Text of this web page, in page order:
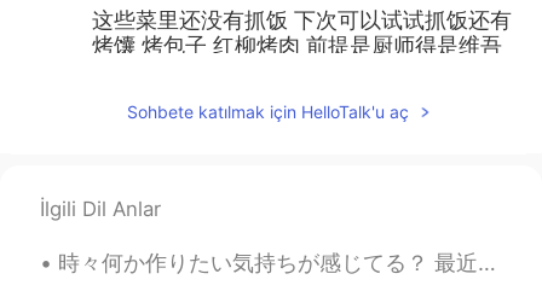
这些菜里还没有抓饭 下次可以试试抓饭还有
烤馕 烤包子 红柳烤肉 前提是厨师得是维吾
Vinh Diesel 2021.01.23 07:05
るのは、中国北西部の個々の文化です。
Vinh Diesel 2021.01.23 07:03
Sohbete katılmak için HelloTalk'u aç
İlgili Dil Anlar
時々何か作りたい気持ちが感じてる？ 最近僕はそれが感じてる。3時だけど、作りたかった。久しぶりレターリングをやってみた。笑笑😄下手くそなぁぁ… でも満足しになってきた。寝る。 😴またレター...